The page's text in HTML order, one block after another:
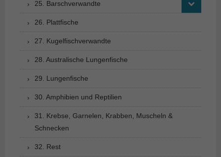
25. Barschverwandte
26. Plattfische
27. Kugelfischverwandte
28. Australische Lungenfische
29. Lungenfische
30. Amphibien und Reptilien
31. Krebse, Garnelen, Krabben, Muscheln &
Schnecken
32. Rest